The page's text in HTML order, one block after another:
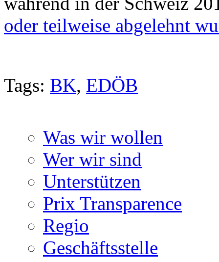
oder teilweise abgelehnt
Tags: BK, EDÖB
Was wir wollen
Wer wir sind
Unterstützen
Prix Transparence
Regio
Geschäftsstelle